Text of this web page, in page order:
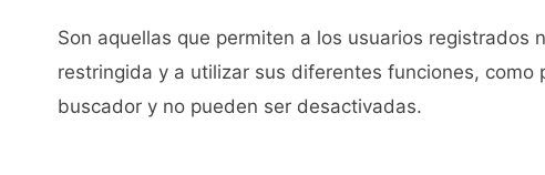
Son aquellas que permiten a los usuarios registrados
restringida y a utilizar sus diferentes funciones,
buscador y no pueden ser desactivadas.